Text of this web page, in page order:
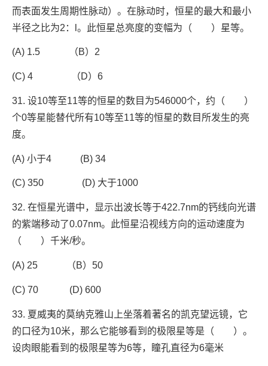
而表面发生周期性脉动）。在脉动时，恒星的最大和最小
半径之比为2：l。此恒星总亮度的变幅为（ ）星等。
(A) 1.5 （B）2
(C) 4 （D）6
31. 设10等至11等的恒星的数目为546000个，约（ ）
个0等星能替代所有10等至11等的恒星的数目所发生的亮
度。
(A) 小于4 (B) 34
(C) 350 (D) 大于1000
32. 在恒星光谱中，显示出波长等于422.7nm的钙线向光谱
的紫端移动了0.07nm。此恒星沿视线方向的运动速度为
（ ）千米/秒。
(A) 25 （B）50
(C) 70 (D) 600
33. 夏威夷的莫纳克雅山上坐落着著名的凯克望远镜，它
的口径为10米，那么它能够看到的极限星等是（ ）。
设肉眼能看到的极限星等为6等，瞳孔直径为6毫米